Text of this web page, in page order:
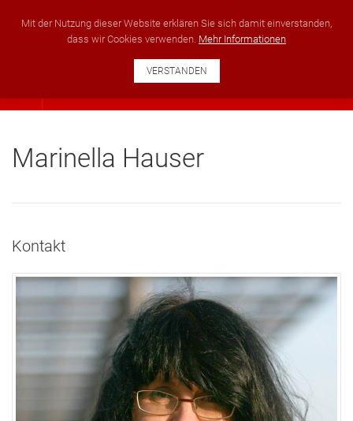
Marinella Hauser
Kontakt
Position:
Mit der Nutzung dieser Website erklären Sie sich damit einverstanden,
dass wir Cookies verwenden. Mehr Informationen
VERSTANDEN